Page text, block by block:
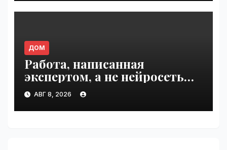
ДОМ
Работа, написанная
экспертом, а не нейросетью |
VseTime.ru
АВГ 8, 2026